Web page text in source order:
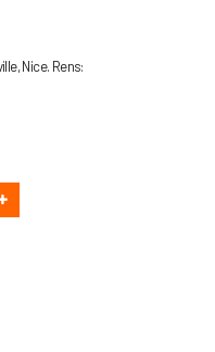
Nice. Rens: